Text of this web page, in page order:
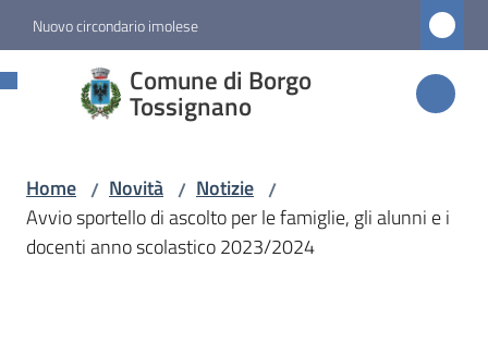
Vai al contenuto
Vai alla navigazione
Vai al footer
Nuovo circondario imolese
Comune di Borgo
Tossignano
Comune di
Borgo
Amministrazione
Home / Novità / Notizie /
Avvio sportello di ascolto per le famiglie, gli alunni e i
docenti anno scolastico 2023/2024